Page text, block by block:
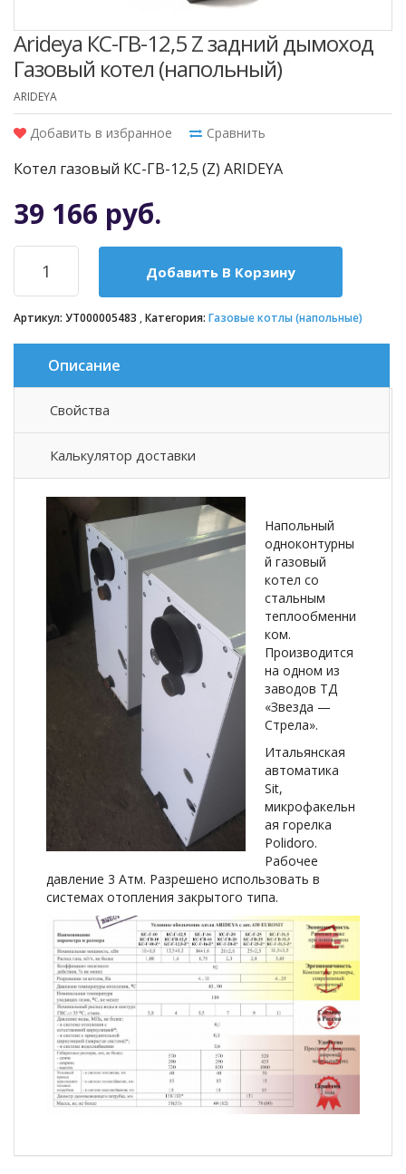
Arideya КС-ГВ-12,5 Z задний дымоход
Газовый котел (напольный)
ARIDEYA
Добавить в избранное Сравнить
Котел газовый КС-ГВ-12,5 (Z) ARIDEYA
39 166 руб.
Добавить В Корзину
Артикул: УТ000005483 Категория: Газовые котлы (напольные)
Описание
Свойства
Калькулятор доставки
Описание товара
Напольный
одноконтурны
й газовый
котел со
стальным
теплообменни
ком.
Производится
на одном из
заводов ТД
«Звезда —
Стрела».
Итальянская
автоматика
Sit,
микрофакельн
ая горелка
Polidoro.
Рабочее
давление 3 Атм. Разрешено использовать в
системах отопления закрытого типа.